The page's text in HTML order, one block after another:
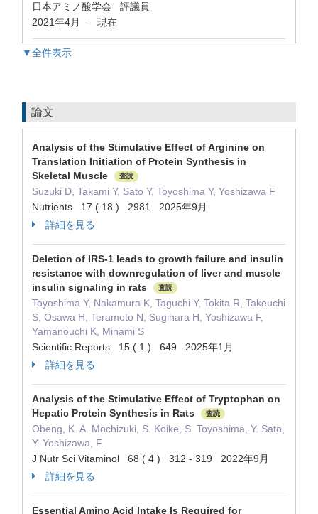
日本アミノ酸学会 評議員
2021年4月
- 現在
▼全件表示
論文
Analysis of the Stimulative Effect of Arginine on
Translation Initiation of Protein Synthesis in
Skeletal Muscle
査読
Suzuki D, Takami Y, Sato Y, Toyoshima Y, Yoshizawa F
Nutrients 17 ( 18 ) 2981 2025年9月
詳細を見る
Deletion of IRS-1 leads to growth failure and insulin
resistance with downregulation of liver and muscle
insulin signaling in rats
査読
Toyoshima Y, Nakamura K, Taguchi Y, Tokita R, Takeuchi
S, Osawa H, Teramoto N, Sugihara H, Yoshizawa F,
Yamanouchi K, Minami S
Scientific Reports 15 ( 1 ) 649 2025年1月
詳細を見る
Analysis of the Stimulative Effect of Tryptophan on
Hepatic Protein Synthesis in Rats
査読
Obeng, K. A. Mochizuki, S. Koike, S. Toyoshima, Y. Sato,
Y. Yoshizawa, F.
J Nutr Sci Vitaminol 68 ( 4 ) 312 - 319 2022年9月
詳細を見る
Essential Amino Acid Intake Is Required for